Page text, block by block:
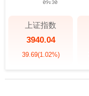
上证指数
3940.04
39.69(1.02%)